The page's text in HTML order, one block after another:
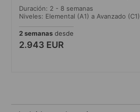
Duración: 2 - 8 semanas
Niveles: Elemental (A1) a Avanzado (C1)
2 semanas desde
2.943 EUR